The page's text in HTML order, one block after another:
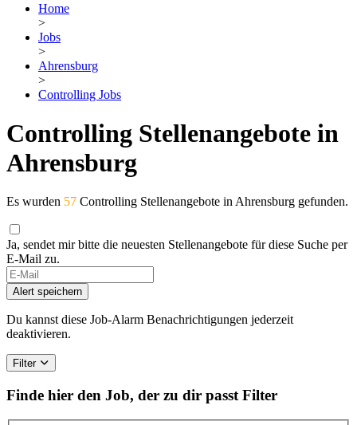
Home
>
Jobs
>
Ahrensburg
>
Controlling Jobs
Controlling Stellenangebote in
Ahrensburg
Es wurden 57 Controlling Stellenangebote in Ahrensburg gefunden.
Ja, sendet mir bitte die neuesten Stellenangebote für diese Suche per
E-Mail zu.
Alert speichern
Du kannst diese Job-Alarm Benachrichtigungen jederzeit
deaktivieren.
Filter
Finde hier den Job, der zu dir passt Filter